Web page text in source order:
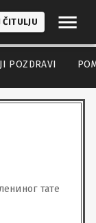
ČITULJU
POZDRAVI
тате